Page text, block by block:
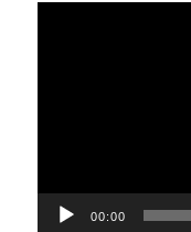
00:00